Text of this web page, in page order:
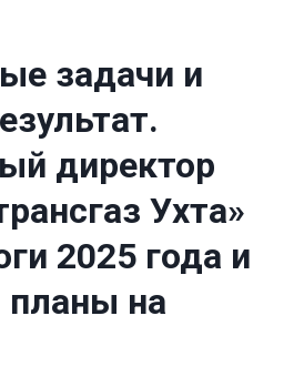
задачи и
директор
Ухта»
2025 года и
планы на